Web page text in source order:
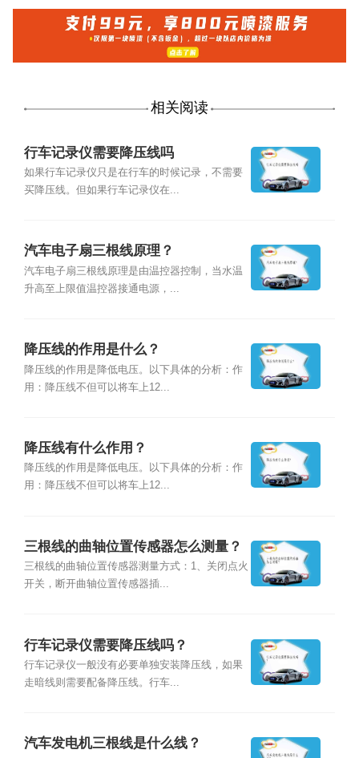
相关阅读
行车记录仪需要降压线吗
如果行车记录仪只是在行车的时候记录，不需要
买降压线。但如果行车记录仪在...
汽车电子扇三根线原理？
汽车电子扇三根线原理是由温控器控制，当水温
升高至上限值温控器接通电源，...
降压线的作用是什么？
降压线的作用是降低电压。以下具体的分析：作
用：降压线不但可以将车上12...
降压线有什么作用？
降压线的作用是降低电压。以下具体的分析：作
用：降压线不但可以将车上12...
三根线的曲轴位置传感器怎么测量？
三根线的曲轴位置传感器测量方式：1、关闭点火
开关，断开曲轴位置传感器插...
行车记录仪需要降压线吗？
行车记录仪一般没有必要单独安装降压线，如果
走暗线则需要配备降压线。行车...
汽车发电机三根线是什么线？